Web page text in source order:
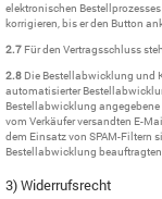
elektronischen
korrigieren, bis er den Button
2.7 Für den Vertragsschluss
2.8 Die Bestellabwicklung und
automatisierter
Bestellabwicklung angegebene
vom Verkäufer versandten E-
dem Einsatz von SPAM-Filtern
Bestellabwicklung
3) Widerrufsrecht